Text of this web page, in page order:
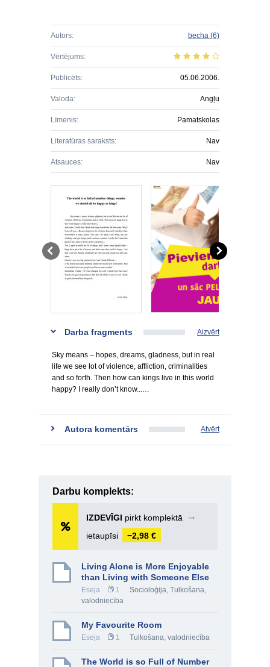
Autors: becha (6)
Vērtējums:
Publicēts: 05.06.2006.
Valoda: Angļu
Līmenis: Pamatskolas
Literatūras saraksts: Nav
Atsauces: Nav
Darba fragments Aizvērt
Sky means – hopes, dreams, gladness, but in real
life we see lot of violence, affliction, criminalities
and so forth. Then how can kings live in this world
happy? I really don’t know...…
Autora komentārs Atvērt
Darbu komplekts:
IZDEVĪGI pirkt komplektā
➞
ietaupīsi
−2,98 €
Living Alone is More Enjoyable
than Living with Someone Else
Eseja 1 Socioloģija, Tulkošana,
valodniecība
My Favourite Room
Eseja 1 Tulkošana, valodniecība
The World is so Full of Number